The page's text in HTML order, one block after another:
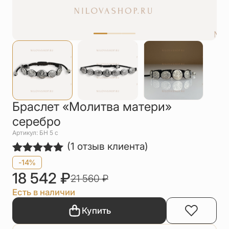
Чётки
Шнурки на
Другое
Браслет «Молитва матери»
серебро
Артикул: БН 5 с
Рейтинг
5.00из 5
на основе
опроса
1
пользователя
(1 отзыв клиента)
-14%
18 542 ₽21 560₽
Есть в наличии
Купить